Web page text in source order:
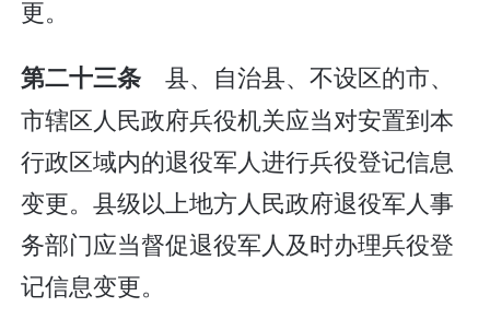
更。
第二十三条 县、自治县、不设区的市、
市辖区人民政府兵役机关应当对安置到本
行政区域内的退役军人进行兵役登记信息
变更。县级以上地方人民政府退役军人事
务部门应当督促退役军人及时办理兵役登
记信息变更。